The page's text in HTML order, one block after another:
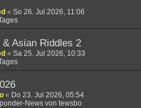
« So 26. Jul 2026, 11:06
Asian Riddles 2
« Sa 25. Jul 2026, 10:33
« Do 23. Jul 2026, 05:54
News von tewsbo